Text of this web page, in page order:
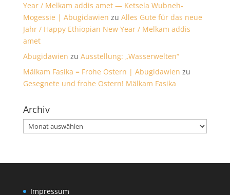
Year / Melkam addis amet — Ketsela Wubneh-
Mogessie | Abugidawien zu Alles Gute für das neue
Jahr / Happy Ethiopian New Year / Melkam addis
amet
Abugidawien zu Ausstellung: „Wasserwelten“
Mälkam Fasika = Frohe Ostern | Abugidawien zu
Gesegnete und frohe Ostern! Mälkam Fasika
Archiv
Archiv
Impressum